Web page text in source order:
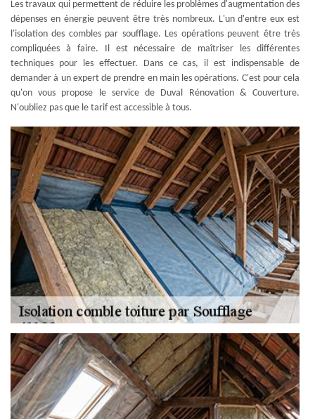
Les travaux qui permettent de réduire les problèmes d'augmentation des
dépenses en énergie peuvent être très nombreux. L'un d'entre eux est
l'isolation des combles par soufflage. Les opérations peuvent être très
compliquées à faire. Il est nécessaire de maîtriser les différentes
techniques pour les effectuer. Dans ce cas, il est indispensable de
demander à un expert de prendre en main les opérations. C'est pour cela
qu'on vous propose le service de Duval Rénovation & Couverture.
N'oubliez pas que le tarif est accessible à tous.